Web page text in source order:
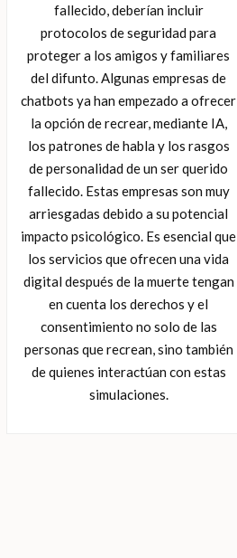
fallecido, deberían incluir
protocolos de seguridad para
proteger a los amigos y familiares
del difunto. Algunas empresas de
chatbots ya han empezado a ofrecer
la opción de recrear, mediante IA,
los patrones de habla y los rasgos
de personalidad de un ser querido
fallecido. Estas empresas son muy
arriesgadas debido a su potencial
impacto psicológico. Es esencial que
los servicios que ofrecen una vida
digital después de la muerte tengan
en cuenta los derechos y el
consentimiento no solo de las
personas que recrean, sino también
de quienes interactúan con estas
simulaciones.